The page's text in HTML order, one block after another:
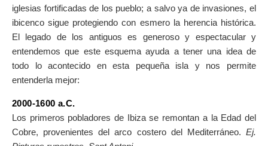
iglesias fortificadas de los pueblo; a salvo ya de invasiones, el
ibicenco sigue protegiendo con esmero la herencia histórica.
El legado de los antiguos es generoso y espectacular y
entendemos que este esquema ayuda a tener una idea de
todo lo acontecido en esta pequeña isla y nos permite
entenderla mejor:
2000-1600 a.C.
Los primeros pobladores de Ibiza se remontan a la Edad del
Cobre, provenientes del arco costero del Mediterráneo. Ej.